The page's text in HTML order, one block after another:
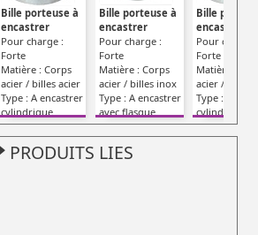
Bille porteuse à
encastrer
Pour charge :
Forte
Matière : Corps
acier / billes acier
Type : A encastrer
cylindrique
Bille porteuse à
encastrer
Pour charge :
Forte
Matière : Corps
acier / billes inox
Type : A encastrer
avec flasque
Bille
encastrer
Pour charge
Forte
Matière :
acier / billes
Type : A
cylindrique
PRODUITS LIES